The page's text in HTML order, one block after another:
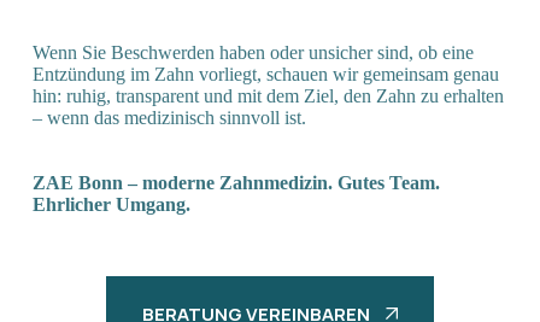
Wenn Sie Beschwerden haben oder unsicher sind, ob eine
Entzündung im Zahn vorliegt, schauen wir gemeinsam genau
hin: ruhig, transparent und mit dem Ziel, den Zahn zu erhalten
– wenn das medizinisch sinnvoll ist.
ZAE Bonn – moderne Zahnmedizin. Gutes Team.
Ehrlicher Umgang.
BERATUNG VEREINBAREN